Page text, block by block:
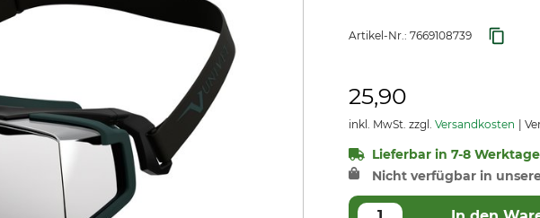
Artikel-Nr.: 7669108739
25,90
inkl. MwSt. zzgl. Versandkosten
Lieferbar in 7-8
Nicht verfügbar in